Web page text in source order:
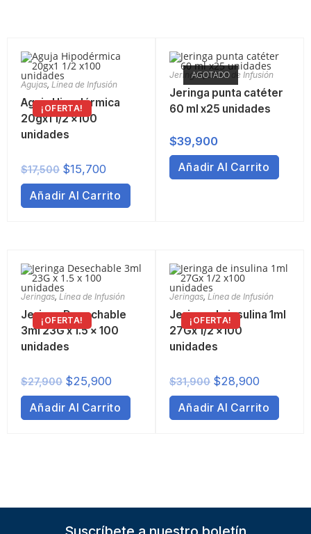
¡OFERTA!
Agujas, Línea de Infusión
Aguja Hipodérmica
20gx1 1/2 x100
unidades
$17,500 $15,700
Añadir Al Carrito
AGOTADO
Jeringas,Línea de Infusión
Jeringa punta catéter
60 ml x25 unidades
$39,900
Añadir Al Carrito
¡OFERTA!
Jeringas, Línea de Infusión
Jeringa Desechable
3ml 23G x 1.5 x 100
unidades
$27,900 $25,900
Añadir Al Carrito
¡OFERTA!
Jeringas, Línea de Infusión
Jeringa de insulina 1ml
27Gx 1/2 x100
unidades
$31,900 $28,900
Añadir Al Carrito